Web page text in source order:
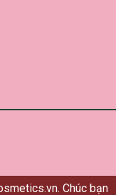
Chúc bạn